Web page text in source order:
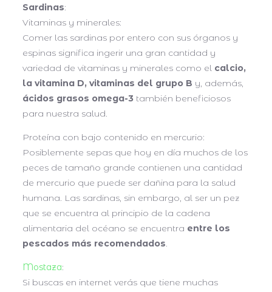
Sardinas:
Vitaminas y minerales:
Comer las sardinas por entero con sus órganos y
espinas significa ingerir una gran cantidad y
variedad de vitaminas y minerales como el calcio,
la vitamina D, vitaminas del grupo B y, además,
ácidos grasos omega-3 también beneficiosos
para nuestra salud.
Proteína con bajo contenido en mercurio:
Posiblemente sepas que hoy en día muchos de los
peces de tamaño grande contienen una cantidad
de mercurio que puede ser dañina para la salud
humana. Las sardinas, sin embargo, al ser un pez
que se encuentra al principio de la cadena
alimentaria del océano se encuentra entre los
pescados más recomendados
Mostaza:
Si buscas en internet verás que tiene muchas